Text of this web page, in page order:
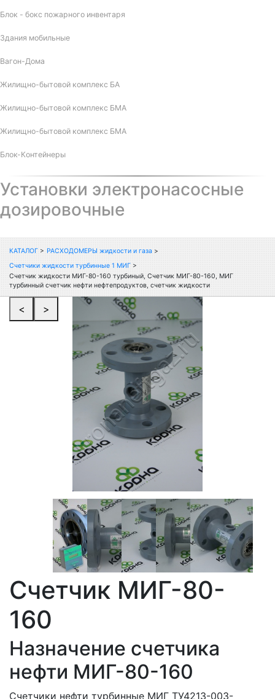
Блок - бокс пожарного инвентаря
Здания мобильные
Вагон-Дома
Жилищно-бытовой комплекс БА
Жилищно-бытовой комплекс БМА
Жилищно-бытовой комплекс БМА
Блок-Контейнеры
Установки электронасосные
дозировочные
КАТАЛОГ > РАСХОДОМЕРЫ жидкости и газа >
Счетчики жидкости турбинные 1 МИГ >
Счетчик жидкости МИГ-80-160 турбиный, Счетчик МИГ-80-160, МИГ
турбинный счетчик нефти нефтепродуктов, счетчик жидкости
< >
Счетчик МИГ-80-
160
Назначение счетчика
нефти МИГ-80-160
Счетчики нефти турбинные МИГ ТУ4213-003-